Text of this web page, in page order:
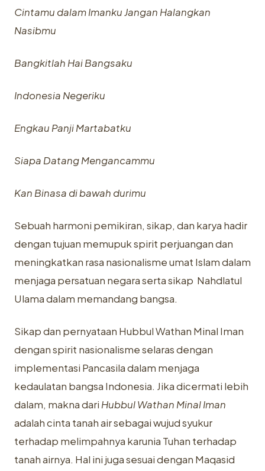
Cintamu dalam Imanku Jangan Halangkan
Nasibmu
Bangkitlah Hai Bangsaku
Indonesia Negeriku
Engkau Panji Martabatku
Siapa Datang Mengancammu
Kan Binasa di bawah durimu
Sebuah harmoni pemikiran, sikap, dan karya hadir
dengan tujuan memupuk spirit perjuangan dan
meningkatkan rasa nasionalisme umat Islam dalam
menjaga persatuan negara serta sikap Nahdlatul
Ulama dalam memandang bangsa.
Sikap dan pernyataan Hubbul Wathan Minal Iman
dengan spirit nasionalisme selaras dengan
implementasi Pancasila dalam menjaga
kedaulatan bangsa Indonesia. Jika dicermati lebih
dalam, makna dari Hubbul Wathan Minal Iman
adalah cinta tanah air sebagai wujud syukur
terhadap melimpahnya karunia Tuhan terhadap
tanah airnya. Hal ini juga sesuai dengan Maqasid